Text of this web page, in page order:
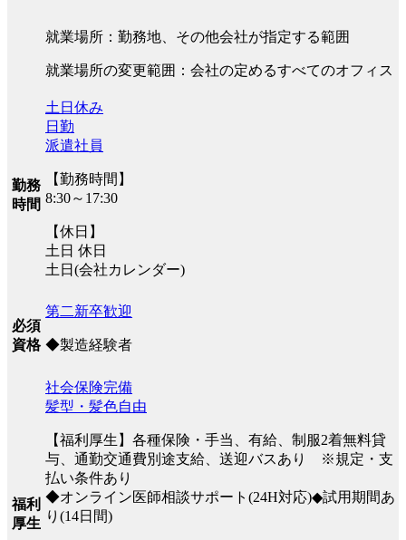
就業場所：勤務地、その他会社が指定する範囲
就業場所の変更範囲：会社の定めるすべてのオフィス
勤務
時間
土日休み
日勤
派遣社員
【勤務時間】
8:30～17:30
【休日】
土日 休日
土日(会社カレンダー)
必須
資格
第二新卒歓迎
◆製造経験者
福利
厚生
社会保険完備
髪型・髪色自由
【福利厚生】各種保険・手当、有給、制服2着無料貸
与、通勤交通費別途支給、送迎バスあり ※規定・支
払い条件あり
◆オンライン医師相談サポート(24H対応)◆試用期間あ
り(14日間)